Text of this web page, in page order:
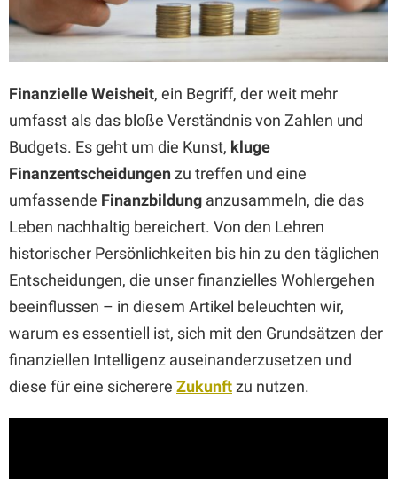
Finanzielle Weisheit, ein Begriff, der weit mehr
umfasst als das bloße Verständnis von Zahlen und
Budgets. Es geht um die Kunst, kluge
Finanzentscheidungenzu treffen und eine
umfassende Finanzbildung anzusammeln, die das
Leben nachhaltig bereichert. Von den Lehren
historischer Persönlichkeiten bis hin zu den täglichen
Entscheidungen, die unser finanzielles Wohlergehen
beeinflussen – in diesem Artikel beleuchten wir,
warum es essentiell ist, sich mit den Grundsätzen der
finanziellen Intelligenz auseinanderzusetzen und
diese für eine sicherere Zukunftzu nutzen.